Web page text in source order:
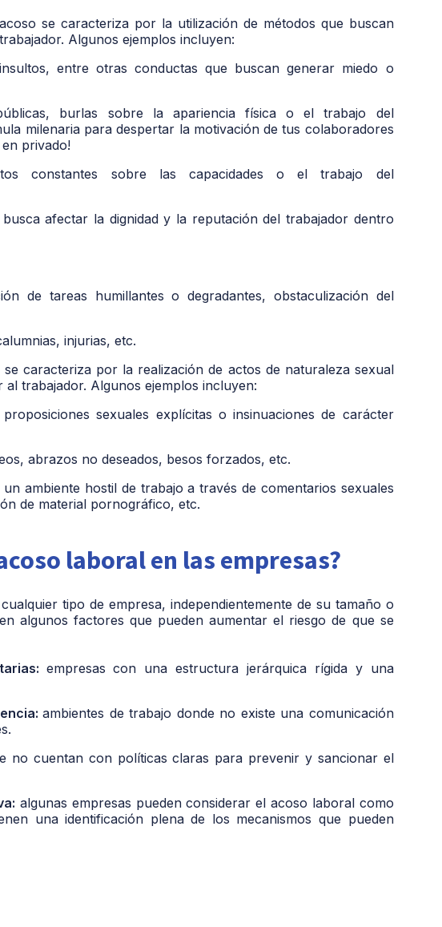
se caracteriza por la utilización de métodos que buscan
Algunos ejemplos incluyen:
entre otras conductas que buscan generar miedo o
burlas sobre la apariencia física o el trabajo del
milenaria para despertar la motivación de tus colaboradores
privado!
constantes sobre las capacidades o el trabajo del
afectar la dignidad y la reputación del trabajador dentro
de tareas humillantes o degradantes, obstaculización del
injurias, etc.
caracteriza por la realización de actos de naturaleza sexual
trabajador. Algunos ejemplos incluyen:
proposiciones sexuales explícitas o insinuaciones de carácter
abrazos no deseados, besos forzados, etc.
ambiente hostil de trabajo a través de comentarios sexuales
de material pornográfico, etc.
laboral en las empresas?
tipo de empresa, independientemente de su tamaño o
algunos factores que pueden aumentar el riesgo de que se
empresas con una estructura jerárquica rígida y una
ambientes de trabajo donde no existe una comunicación
no cuentan con políticas claras para prevenir y sancionar el
algunas empresas pueden considerar el acoso laboral como
una identificación plena de los mecanismos que pueden